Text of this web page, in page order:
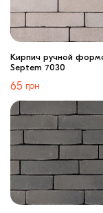
Кирпич ручной
Septem 7030
65 грн